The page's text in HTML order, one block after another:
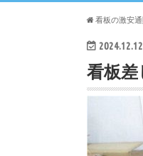
看板の激安
2024.12.12
看板差